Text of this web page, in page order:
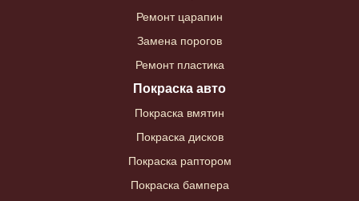
Ремонт царапин
Замена порогов
Ремонт пластика
Покраска авто
Покраска вмятин
Покраска дисков
Покраска раптором
Покраска бампера